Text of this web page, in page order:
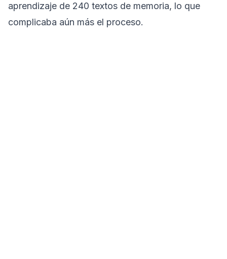
aprendizaje de 240 textos de memoria, lo que
complicaba aún más el proceso.